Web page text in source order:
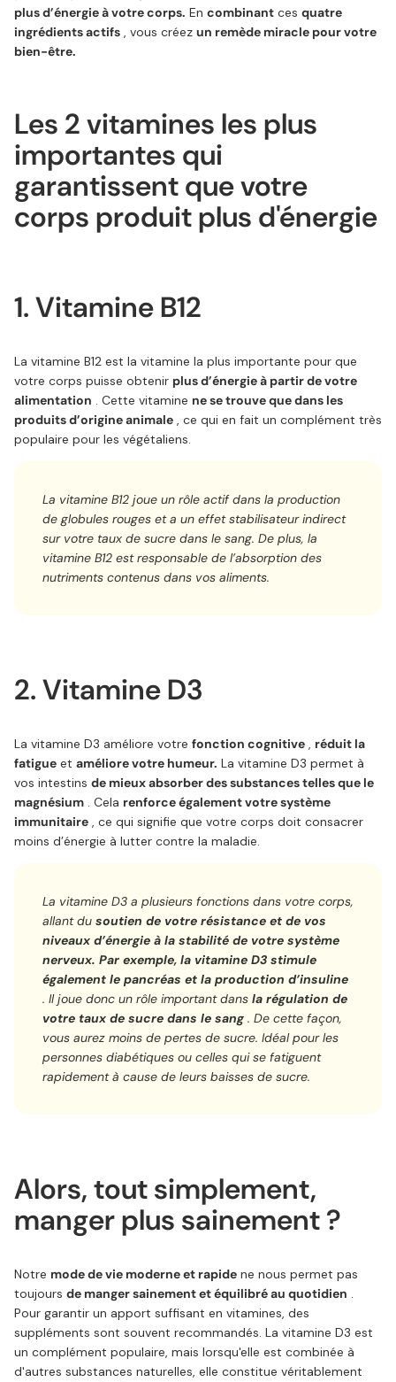
plus d’énergie à votre corps. En combinant ces quatre
ingrédients actifs , vous créez un remède miracle pour votre
bien-être.
Les 2 vitamines les plus
importantes qui
garantissent que votre
corps produit plus d'énergie
1. Vitamine B12
La vitamine B12 est la vitamine la plus importante pour que
votre corps puisse obtenir plus d’énergie à partir de votre
alimentation . Cette vitamine ne se trouve que dans les
produits d’origine animale , ce qui en fait un complément très
populaire pour les végétaliens.
La vitamine B12 joue un rôle actif dans la production
de globules rouges et a un effet stabilisateur indirect
sur votre taux de sucre dans le sang. De plus, la
vitamine B12 est responsable de l’absorption des
nutriments contenus dans vos aliments.
2. Vitamine D3
La vitamine D3 améliore votre fonction cognitive , réduit la
fatigue et améliore votre humeur. La vitamine D3 permet à
vos intestins de mieux absorber des substances telles que le
magnésium . Cela renforce également votre système
immunitaire , ce qui signifie que votre corps doit consacrer
moins d’énergie à lutter contre la maladie.
La vitamine D3 a plusieurs fonctions dans votre corps,
allant du soutien de votre résistance et de vos
niveaux d’énergie à la stabilité de votre système
nerveux. Par exemple, la vitamine D3 stimule
également le pancréas et la production d’insuline
. Il joue donc un rôle important dans la régulation de
votre taux de sucre dans le sang . De cette façon,
vous aurez moins de pertes de sucre. Idéal pour les
personnes diabétiques ou celles qui se fatiguent
rapidement à cause de leurs baisses de sucre.
Alors, tout simplement,
manger plus sainement ?
Notre mode de vie moderne et rapide ne nous permet pas
toujours de manger sainement et équilibré au quotidien .
Pour garantir un apport suffisant en vitamines, des
suppléments sont souvent recommandés. La vitamine D3 est
un complément populaire, mais lorsqu'elle est combinée à
d'autres substances naturelles, elle constitue véritablement